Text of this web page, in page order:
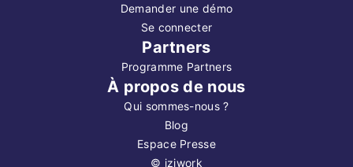
Demander une démo
Se connecter
Partners
Programme Partners
À propos de nous
Qui sommes-nous ?
Blog
Espace Presse
© iziwork